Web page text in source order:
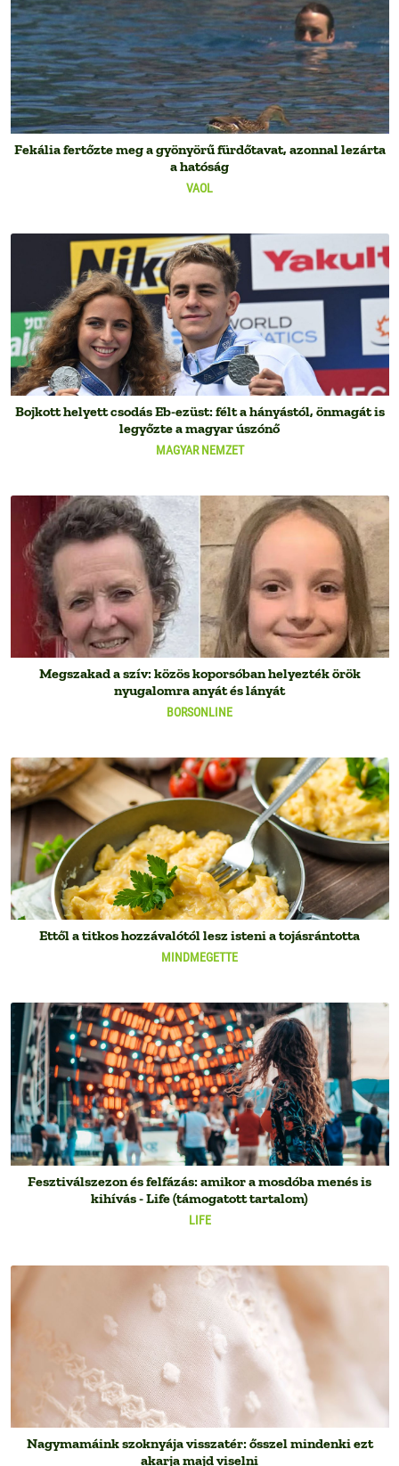
VAOL
Fekália fertőzte meg a gyönyörű fürdőtavat, azonnal lezárta
a hatóság
MAGYAR NEMZET
Bojkott helyett csodás Eb-ezüst: félt a hányástól, önmagát is
legyőzte a magyar úszónő
BORSONLINE
Megszakad a szív: közös koporsóban helyezték örök
nyugalomra anyát és lányát
MINDMEGETTE
Ettől a titkos hozzávalótól lesz isteni a tojásrántotta
LIFE
Fesztiválszezon és felfázás: amikor a mosdóba menés is
kihívás - Life (támogatott tartalom)
Nagymamáink szoknyája visszatér: ősszel mindenki ezt
akarja majd viselni